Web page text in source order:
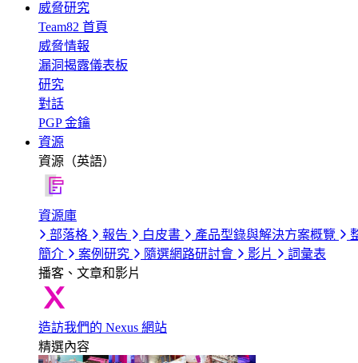
威脅研究
Team82 首頁
威脅情報
漏洞揭露儀表板
研究
對話
PGP 金鑰
資源
資源（英語）
資源庫
部落格
報告 白皮書 產品型錄與解決方案概覽
簡介
案例研究 隨選網路研討會 影片
詞彙表
播客、文章和影片
造訪我們的 Nexus 網站
精選內容